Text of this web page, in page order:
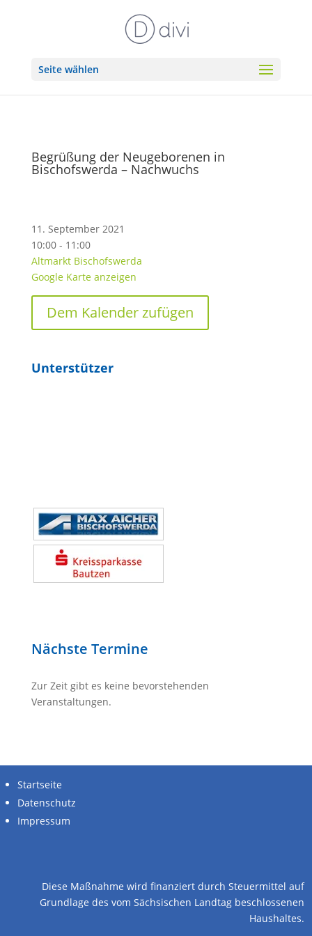
Seite wählen
Begrüßung der Neugeborenen in
Bischofswerda – Nachwuchs
11. September 2021
10:00 - 11:00
Altmarkt Bischofswerda
Google Karte anzeigen
Dem Kalender zufügen
Unterstützer
Nächste Termine
Zur Zeit gibt es keine bevorstehenden
Veranstaltungen.
Startseite
Datenschutz
Impressum
Diese Maßnahme wird finanziert durch Steuermittel auf
Grundlage des vom Sächsischen Landtag beschlossenen
Haushaltes.